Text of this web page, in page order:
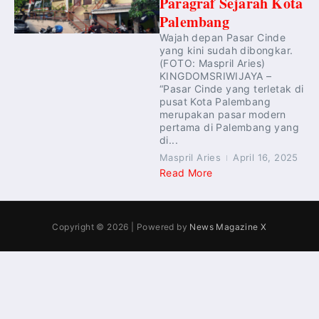
Palembang
Wajah depan Pasar Cinde
yang kini sudah dibongkar.
(FOTO: Maspril Aries)
KINGDOMSRIWIJAYA –
“Pasar Cinde yang terletak di
pusat Kota Palembang
merupakan pasar modern
pertama di Palembang yang
di...
Maspril Aries April 16, 2025
Read More
Copyright © 2026 | Powered by News Magazine X